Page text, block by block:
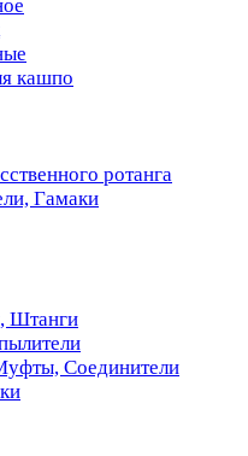
кашпо
ротанга
Гамаки
Штанги
Соединители